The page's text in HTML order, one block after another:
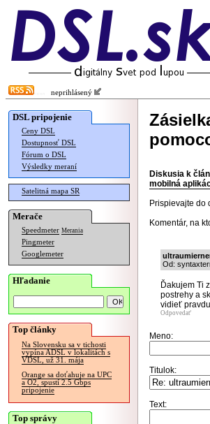
neprihlásený
DSL pripojenie
Ceny DSL
Dostupnosť DSL
Fórum o DSL
Výsledky meraní
Satelitná mapa SR
Merače
Speedmeter Merania
Pingmeter
Googlemeter
Hľadanie
Top články
Na Slovensku sa v tichosti
vypína ADSL v lokalitách s
VDSL, už 31. mája
Orange sa doťahuje na UPC
a O2, spustí 2.5 Gbps
pripojenie
Top správy
Diskusia k
mobilná
Prispievajte do
Komentár, na
Od:
Ďakujem Ti
postrehy a
vidieť
Odpovedať
Meno:
Titulok:
Text: